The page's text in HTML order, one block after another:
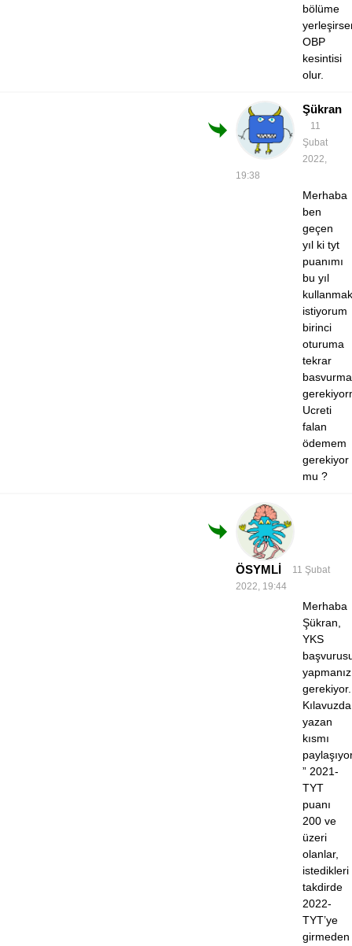
bölüme
OBP
kesintisi
olur.
Şükran
11
Şubat
2022,
19:38
Merhaba
ben
geçen
yıl ki tyt
puanımı
bu yıl
kullanmak
istiyorum
birinci
oturuma
tekrar
Ucreti
falan
ödemem
gerekiyor
mu ?
ÖSYMLİ
11 Şubat
2022, 19:44
Merhaba
Şükran,
YKS
yapmanız
gerekiyor.
Kılavuzda
yazan
kısmı
” 2021-
TYT
puanı
200 ve
üzeri
olanlar,
istedikleri
takdirde
2022-
TYT’ye
girmeden